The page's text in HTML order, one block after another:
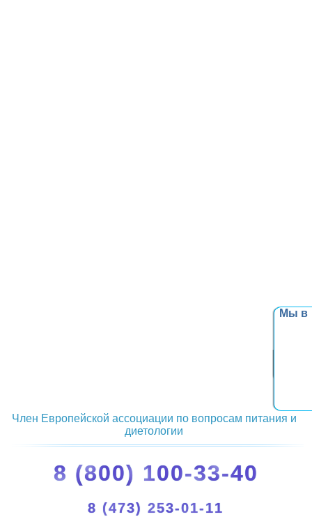
Мы в
Член Европейской ассоциации по вопросам питания и
диетологии
8 (800) 100-33-40
8 (473) 253-01-11